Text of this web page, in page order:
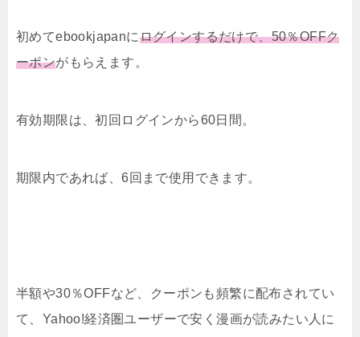
初めてebookjapanにログインするだけで、50％OFFク
ーポンがもらえます。
有効期限は、初回ログインから60日間。
期限内であれば、6回まで使用できます。
半額や30％OFFなど、クーポンも頻繁に配布されてい
て、Yahoo!経済圏ユーザーで安く漫画が読みたい人に